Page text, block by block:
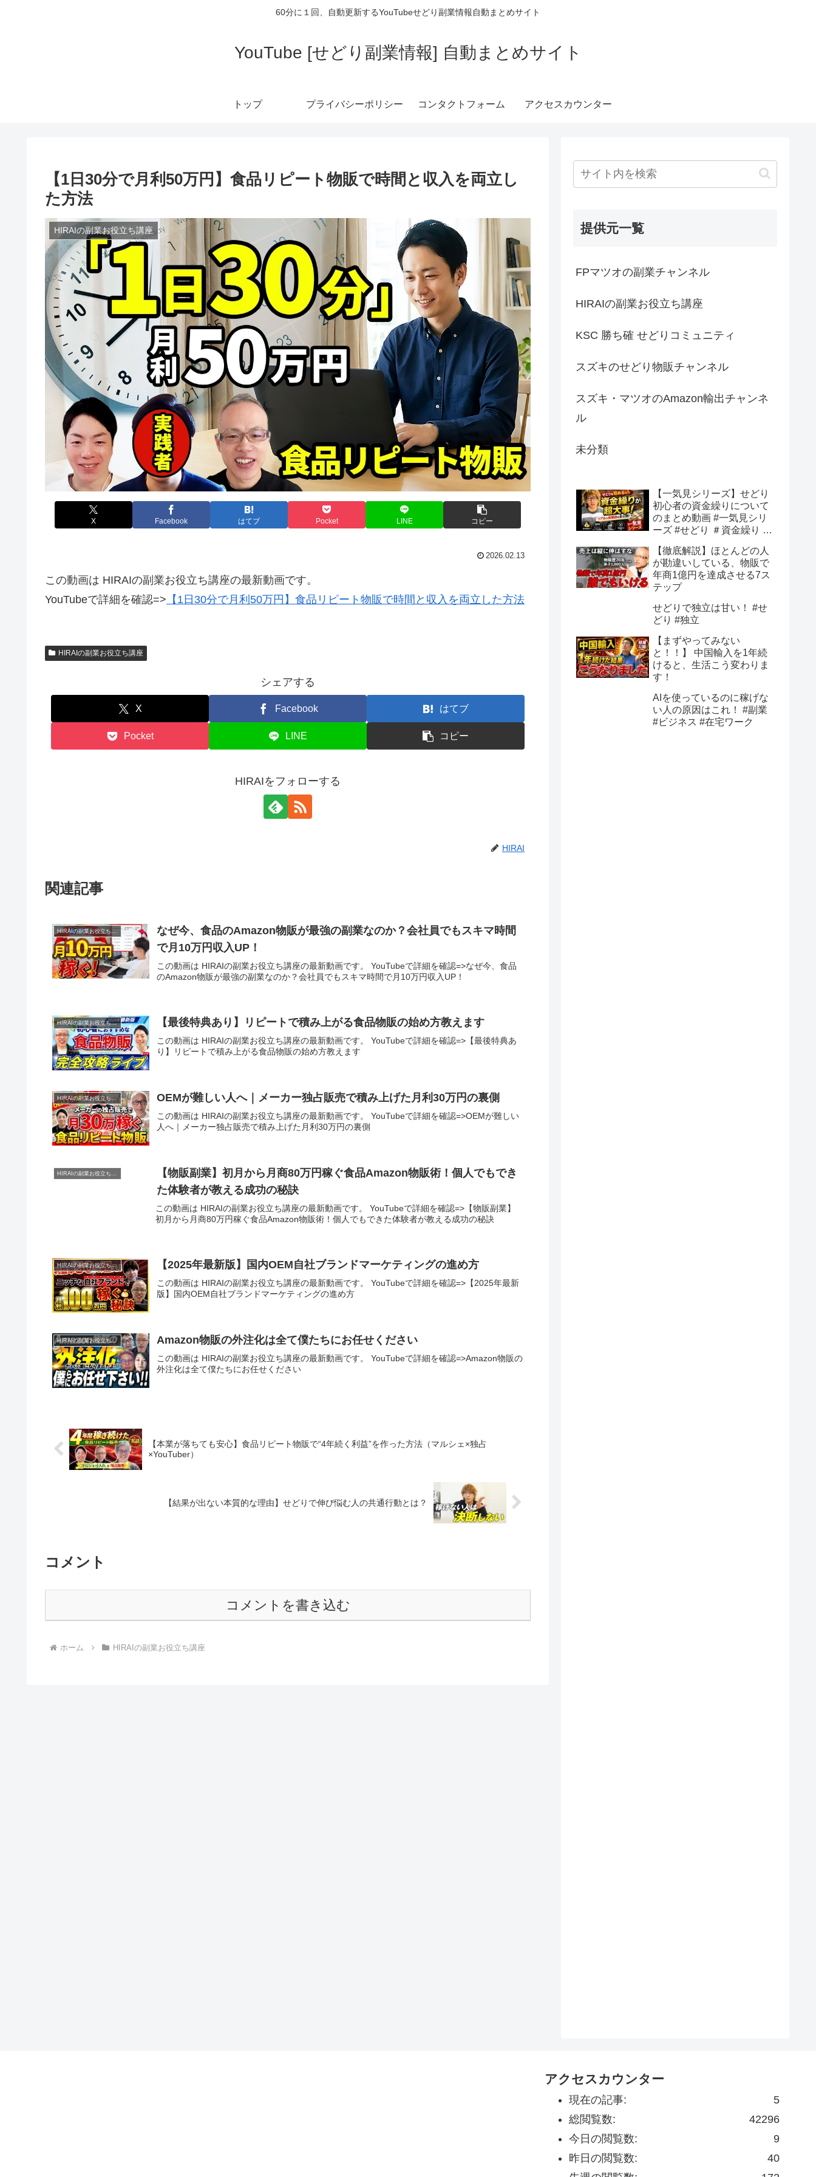
60分に１回、自動更新するYouTubeせどり副業情報自動まとめサイト
YouTube [せどり副業情報] 自動まとめサイト
トップ プライバシーポリシー コンタクトフォーム アクセスカウンター
【1日30分で月利50万円】食品リピート物販で時間と収入を両立し
た方法
HIRAIの副業お役立ち講座
X Facebook はてブ Pocket LINE コピー
2026.02.13
この動画は HIRAIの副業お役立ち講座の最新動画です。
YouTubeで詳細を確認=> 【1日30分で月利50万円】食品リピート物販で時間と収入を両立した方法
HIRAIの副業お役立ち講座
シェアする
X Facebook はてブ
Pocket LINE コピー
HIRAIをフォローする
HIRAI
関連記事
HIRAIの副業お役立ち講座
なぜ今、食品のAmazon物販が最強の副業なのか？会社員でもスキマ時間
で月10万円収入UP！
この動画は HIRAIの副業お役立ち講座の最新動画です。 YouTubeで詳細を確認=>なぜ今、食品
のAmazon物販が最強の副業なのか？会社員でもスキマ時間で月10万円収入UP！
HIRAIの副業お役立ち講座 【最後特典あり】リピートで積み上がる食品物販の始め方教えます
この動画は HIRAIの副業お役立ち講座の最新動画です。 YouTubeで詳細を確認=>【最後特典あ
り】リピートで積み上がる食品物販の始め方教えます
HIRAIの副業お役立ち講座 OEMが難しい人へ｜メーカー独占販売で積み上げた月利30万円の裏側
この動画は HIRAIの副業お役立ち講座の最新動画です。 YouTubeで詳細を確認=>OEMが難しい
人へ｜メーカー独占販売で積み上げた月利30万円の裏側
HIRAIの副業お役立ち講座
【物販副業】初月から月商80万円稼ぐ食品Amazon物販術！個人でもでき
た体験者が教える成功の秘訣
この動画は HIRAIの副業お役立ち講座の最新動画です。 YouTubeで詳細を確認=>【物販副業】
初月から月商80万円稼ぐ食品Amazon物販術！個人でもできた体験者が教える成功の秘訣
HIRAIの副業お役立ち講座 【2025年最新版】国内OEM自社ブランドマーケティングの進め方
この動画は HIRAIの副業お役立ち講座の最新動画です。 YouTubeで詳細を確認=>【2025年最新
版】国内OEM自社ブランドマーケティングの進め方
HIRAIの副業お役立ち講座 Amazon物販の外注化は全て僕たちにお任せください
この動画は HIRAIの副業お役立ち講座の最新動画です。 YouTubeで詳細を確認=>Amazon物販の
外注化は全て僕たちにお任せください
【本業が落ちても安心】食品リピート物販で“4年続く利益”を作った方法（マルシェ×独占
×YouTuber）
【結果が出ない本質的な理由】せどりで伸び悩む人の共通行動とは？
コメント
コメントを書き込む
ホーム HIRAIの副業お役立ち講座
提供元一覧
FPマツオの副業チャンネル
HIRAIの副業お役立ち講座
KSC 勝ち確 せどりコミュニティ
スズキのせどり物販チャンネル
スズキ・マツオのAmazon輸出チャンネ
ル
未分類
【一気見シリーズ】せどり
初心者の資金繰りについて
のまとめ動画 #一気見シリ
ーズ #せどり ＃資金繰り #
【徹底解説】ほとんどの人
が勘違いしている、物販で
年商1億円を達成させる7ス
テップ
せどりで独立は甘い！ #せ
どり #独立
【まずやってみない
と！！】 中国輸入を1年続
けると、生活こう変わりま
す！
AIを使っているのに稼げな
い人の原因はこれ！ #副業
#ビジネス #在宅ワーク
アクセスカウンター
5
現在の記事:
42296
総閲覧数:
9
今日の閲覧数:
40
昨日の閲覧数: